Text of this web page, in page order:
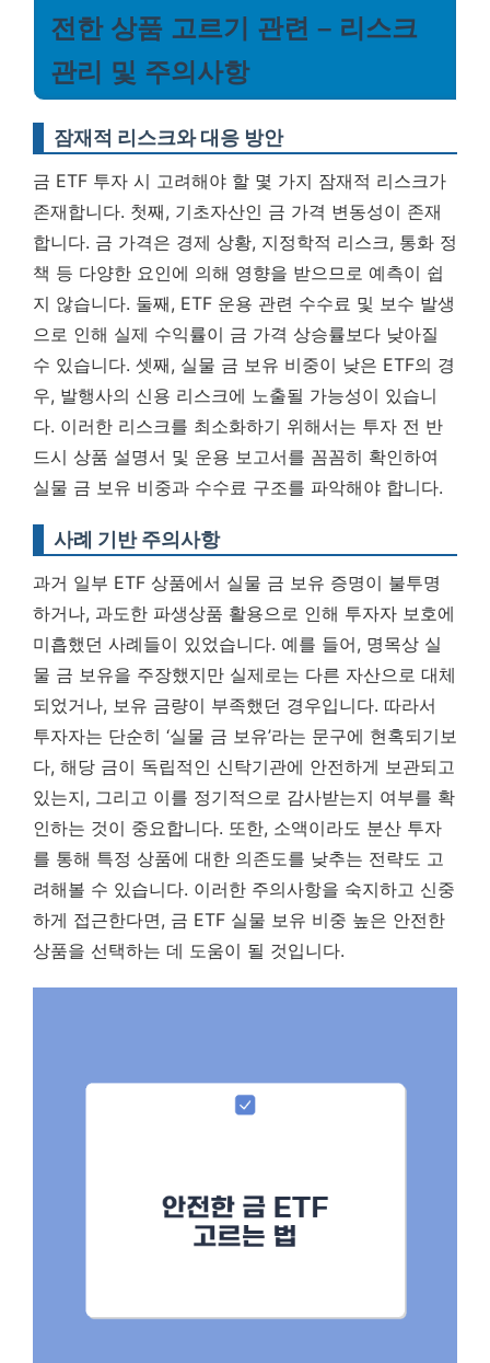
전한 상품 고르기 관련 – 리스크
관리 및 주의사항
잠재적 리스크와 대응 방안
금 ETF 투자 시 고려해야 할 몇 가지 잠재적 리스크가
존재합니다. 첫째, 기초자산인 금 가격 변동성이 존재
합니다. 금 가격은 경제 상황, 지정학적 리스크, 통화 정
책 등 다양한 요인에 의해 영향을 받으므로 예측이 쉽
지 않습니다. 둘째, ETF 운용 관련 수수료 및 보수 발생
으로 인해 실제 수익률이 금 가격 상승률보다 낮아질
수 있습니다. 셋째, 실물 금 보유 비중이 낮은 ETF의 경
우, 발행사의 신용 리스크에 노출될 가능성이 있습니
다. 이러한 리스크를 최소화하기 위해서는 투자 전 반
드시 상품 설명서 및 운용 보고서를 꼼꼼히 확인하여
실물 금 보유 비중과 수수료 구조를 파악해야 합니다.
사례 기반 주의사항
과거 일부 ETF 상품에서 실물 금 보유 증명이 불투명
하거나, 과도한 파생상품 활용으로 인해 투자자 보호에
미흡했던 사례들이 있었습니다. 예를 들어, 명목상 실
물 금 보유을 주장했지만 실제로는 다른 자산으로 대체
되었거나, 보유 금량이 부족했던 경우입니다. 따라서
투자자는 단순히 ‘실물 금 보유’라는 문구에 현혹되기보
다, 해당 금이 독립적인 신탁기관에 안전하게 보관되고
있는지, 그리고 이를 정기적으로 감사받는지 여부를 확
인하는 것이 중요합니다. 또한, 소액이라도 분산 투자
를 통해 특정 상품에 대한 의존도를 낮추는 전략도 고
려해볼 수 있습니다. 이러한 주의사항을 숙지하고 신중
하게 접근한다면, 금 ETF 실물 보유 비중 높은 안전한
상품을 선택하는 데 도움이 될 것입니다.